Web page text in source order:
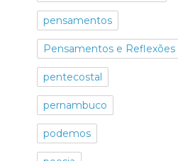
pensamentos
Pensamentos e Reflexões
pentecostal
pernambuco
podemos